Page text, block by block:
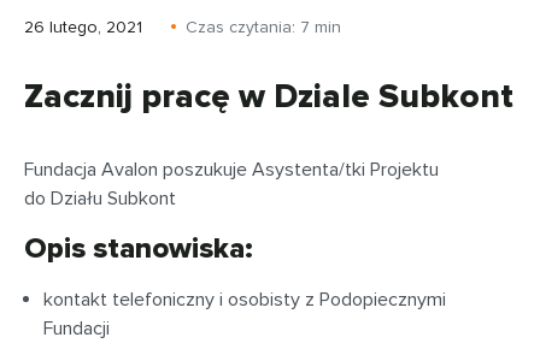
26 lutego, 2021 Czas czytania: 7 min
Zacznij pracę w Dziale Subkont
Fundacja Avalon poszukuje Asystenta/tki Projektu
do Działu Subkont
Opis stanowiska:
kontakt telefoniczny i osobisty z Podopiecznymi
Fundacji